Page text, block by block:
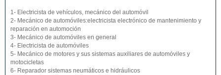
1- Electricista de vehículos, mecánico del automóvil
2- Mecánico de automóviles:electricista electrónico de mantenimiento y
reparación en automoción
3- Mecánico de automóviles en general
4- Electricista de automóviles
5- Mecánico de motores y sus sistemas auxiliares de automóviles y
motocicletas
6- Reparador sistemas neumáticos e hidráulicos